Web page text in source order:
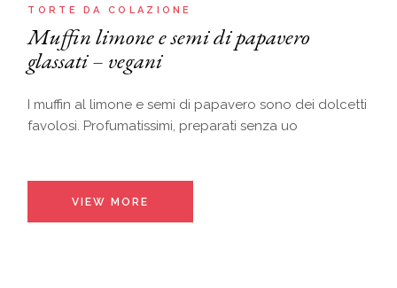
TORTE DA COLAZIONE
Muffin limone e semi di papavero
glassati – vegani
I muffin al limone e semi di papavero sono dei dolcetti
favolosi. Profumatissimi, preparati senza uo
VIEW MORE